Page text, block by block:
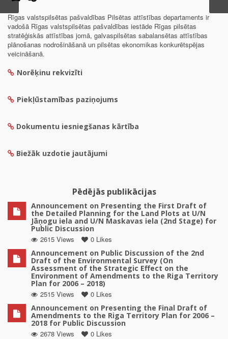
Rīgas valstspilsētas pašvaldības Pilsētas attīstības departaments ir
vadošā Rīgas valstspilsētas pašvaldības iestāde Rīgas pilsētas
stratēģiskās attīstības jomā, galvaspilsētas sabalansētas attīstības
plānošanas nodrošināšanā un pilsētas ekonomikas konkurētspējas
veicināšanā.
Norēķinu rekvizīti
Piekļūstamības paziņojums
Dokumentu iesniegšanas kārtība
Biežāk uzdotie jautājumi
Pēdējās publikācijas
Announcement on Presenting the First Draft of
the Detailed Planning for the Land Plots at U/N
Jāņogu iela and U/N Maskavas iela (2nd Stage) for
Public Discussion
2615 Views
0 Likes
Announcement on Public Discussion of the 2nd
Draft of the Environmental Survey (On
Assessment of the Strategic Effect on the
Environment of Amendments to the Riga Territory
Plan for 2006 – 2018)
2515 Views
0 Likes
Announcement on Presenting the Final Draft of
Amendments to the Riga Territory Plan for 2006 –
2018 for Public Discussion
2678 Views
0 Likes